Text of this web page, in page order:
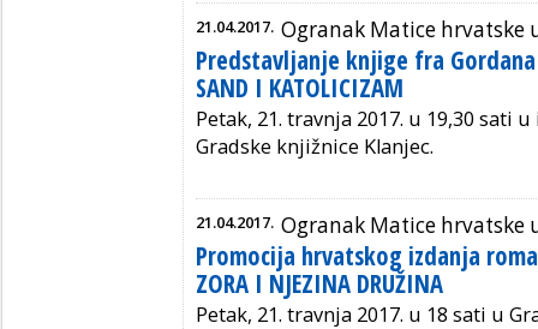
21.04.2017. Ogranak Matice hrvatske
Predstavljanje knjige fra Gordana
SAND I KATOLICIZAM
Petak, 21. travnja 2017. u 19,30 sati
Gradske knjižnice Klanjec.
21.04.2017. Ogranak Matice hrvatske
Promocija hrvatskog izdanja
ZORA I NJEZINA DRUŽINA
Petak, 21. travnja 2017. u 18 sati u